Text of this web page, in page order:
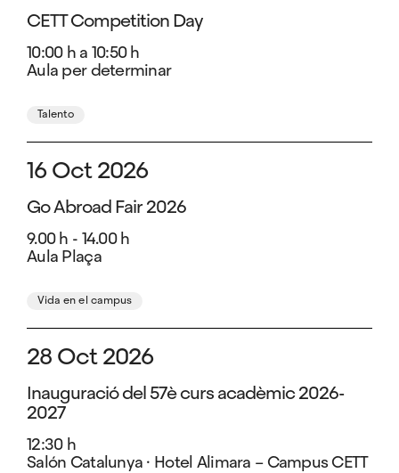
CETT Competition Day
10:00 h a 10:50 h
Aula per determinar
Talento
16 Oct 2026
Go Abroad Fair 2026
9.00 h - 14.00 h
Aula Plaça
Vida en el campus
28 Oct 2026
Inauguració del 57è curs acadèmic 2026-
2027
12:30 h
Salón Catalunya · Hotel Alimara – Campus CETT